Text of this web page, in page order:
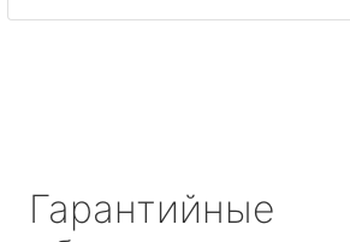
Гарантийные